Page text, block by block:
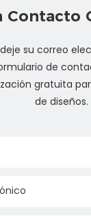
Contacto
su correo
de
gratuita
de diseños.